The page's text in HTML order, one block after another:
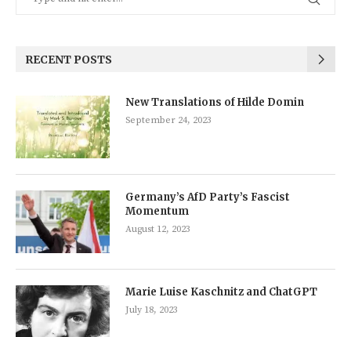
RECENT POSTS
New Translations of Hilde Domin
September 24, 2023
Germany’s AfD Party’s Fascist
Momentum
August 12, 2023
Marie Luise Kaschnitz and ChatGPT
July 18, 2023